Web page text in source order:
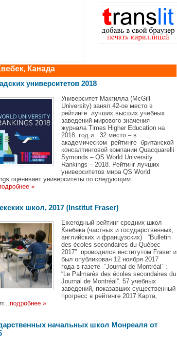
Канада
университетов 2018
Университет Макгилла (McGill
University) занял 42-ое место в
рейтинге лучших высших учебных
заведений мирового значения
журнала Times Higher Education на
2018 год и 32 местo – в
академическом рейтинге британской
консалтинговой компании Quacquarelli
Symonds – QS World University
Rankings – 2018. Рейтинг лучших
университетов мира QS World
оценивает университеты по следующим
»
школ, 2017 (Institut Fraser)
Ежегодный рейтинг средних школ
Квебека (частных и государственных,
английских и французских) “Bulletin
des écoles secondaires du Québec
2017” проводился институтом Fraser и
был опубликован 12 ноября 2017
года в газете “Journal de Montréal” :
“Le Palmarès des écoles secondaires du
Journal de Montréal”. 57 учебных
заведений, показавших существенный
прогресс в рейтинге 2017 Карта,
подробнее »
начальных школ Mонреаля от